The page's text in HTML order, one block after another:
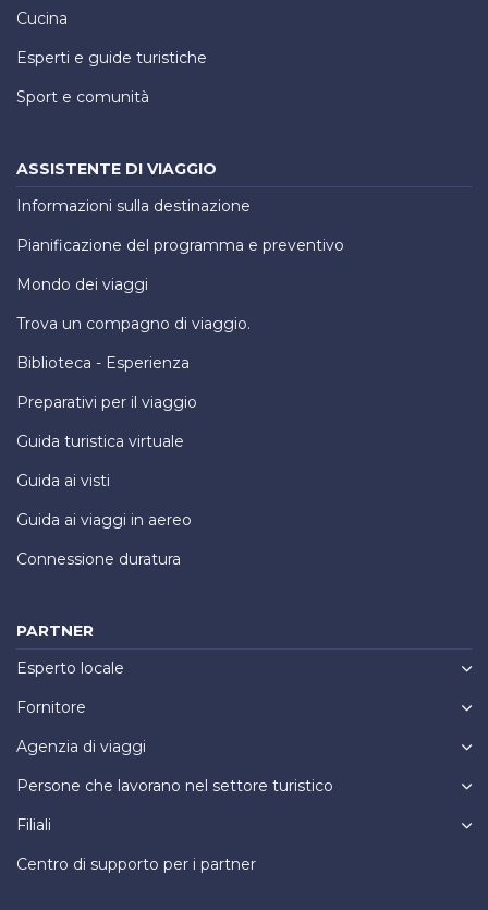
Cucina
Esperti e guide turistiche
Sport e comunità
ASSISTENTE DI VIAGGIO
Informazioni sulla destinazione
Pianificazione del programma e preventivo
Mondo dei viaggi
Trova un compagno di viaggio.
Biblioteca - Esperienza
Preparativi per il viaggio
Guida turistica virtuale
Guida ai visti
Guida ai viaggi in aereo
Connessione duratura
PARTNER
Esperto locale
Fornitore
Agenzia di viaggi
Persone che lavorano nel settore turistico
Filiali
Centro di supporto per i partner